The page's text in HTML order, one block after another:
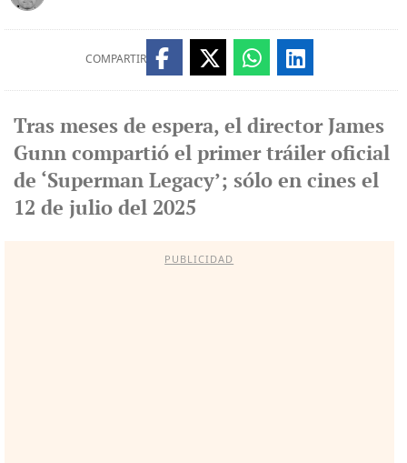
COMPARTIR
Tras meses de espera, el director James
Gunn compartió el primer tráiler oficial
de ‘Superman Legacy’; sólo en cines el
12 de julio del 2025
PUBLICIDAD